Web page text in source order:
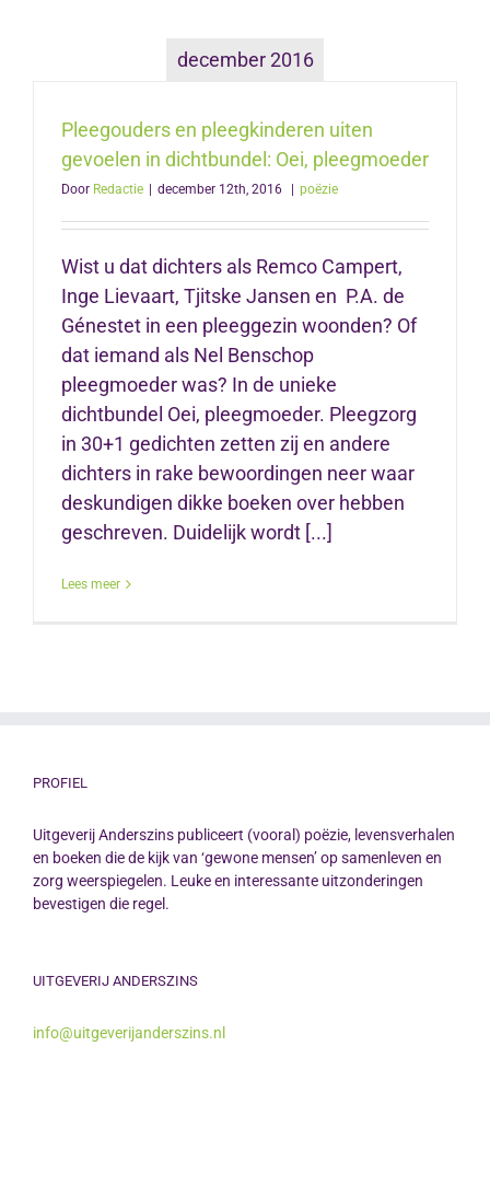
december 2016
Pleegouders en pleegkinderen uiten
gevoelen in dichtbundel: Oei, pleegmoeder
Door Redactie december 12th, 2016 poëzie
Wist u dat dichters als Remco Campert,
Inge Lievaart, Tjitske Jansen en P.A. de
Génestet in een pleeggezin woonden? Of
dat iemand als Nel Benschop
pleegmoeder was? In de unieke
dichtbundel Oei, pleegmoeder. Pleegzorg
in 30+1 gedichten zetten zij en andere
dichters in rake bewoordingen neer waar
deskundigen dikke boeken over hebben
geschreven. Duidelijk wordt [...]
Lees meer
PROFIEL
Uitgeverij Anderszins publiceert (vooral) poëzie, levensverhalen
en boeken die de kijk van ‘gewone mensen’ op samenleven en
zorg weerspiegelen. Leuke en interessante uitzonderingen
bevestigen die regel.
UITGEVERIJ ANDERSZINS
info@uitgeverijanderszins.nl